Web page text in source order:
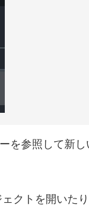
を参照して新し
クトを開いた